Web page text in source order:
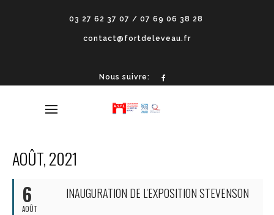
03 27 62 37 07 / 07 69 06 38 28
contact@fortdeleveau.fr
Nous suivre:
AOÛT, 2021
6
AOÛT
INAUGURATION DE L'EXPOSITION STEVENSON